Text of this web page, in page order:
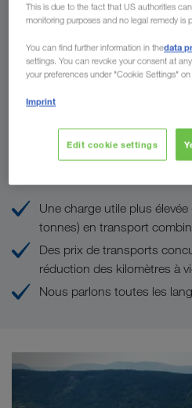
Demander un devis
Vos avantages chez
Une charge utile plus
tonnes) en transport
Des prix de transports
réduction des kilomètres à
Nous parlons toutes les
This is due to the fact that US authorities
monitoring purposes and no legal remedy is
You can find further information in thedata
settings. You can revoke your consent at
your preferences under "Cookie Settings"
Imprint
Edit cookie settings